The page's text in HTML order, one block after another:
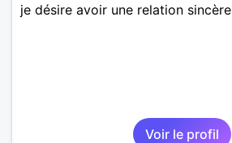
je désire avoir une relation sincère
Voir le profil